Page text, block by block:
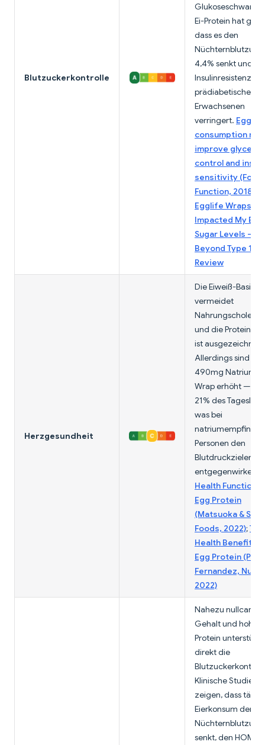
Blutzuckerkontrolle
Ei-Protein hat
dass es den
4,4% senkt und
Insulinresistenz bei
prädiabetischen
Erwachsenen
verringert. Egg
consumption may
improve
control and
sensitivity (Food
Function, 2018)
Egglife Wraps
Impacted My
Sugar Levels —
Beyond Type 1
Review
Herzgesundheit
Die Eiweiß-Basis
vermeidet
und die
ist ausgezeichnet.
Allerdings sind die
490mg Natrium
Wrap erhöht —
21% des
was bei
Personen den
Blutdruckzielen
entgegenwirken
Health Functions
Egg Protein
(Matsuoka &
Foods, 2022);The
Health Benefits
Egg Protein
Fernandez,
2022)
Nahezu
Gehalt und hohe
Protein
direkt die
Klinische Studien
zeigen, dass
Eierkonsum den
senkt, den HOMA-